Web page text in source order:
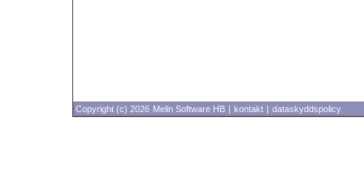
Copyright (c) 2026 Melin Software HB kontakt dataskyddspolicy